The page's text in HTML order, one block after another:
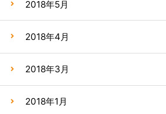
2018年5月
2018年4月
2018年3月
2018年1月